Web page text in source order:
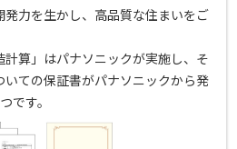
力を生かし、高品質な住まいをご
算」はパナソニックが実施し、そ
いての保証書がパナソニックから発
です。